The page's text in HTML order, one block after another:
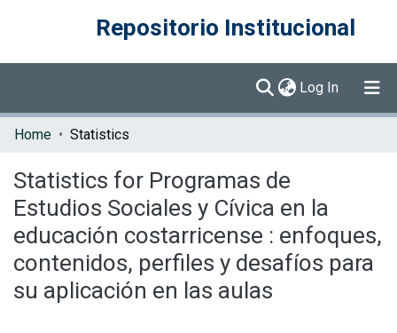
Repositorio Institucional
Log In (current)
Communities & Collections
Home Statistics
Statistics for Programas de
Estudios Sociales y Cívica en la
educación costarricense : enfoques,
contenidos, perfiles y desafíos para
su aplicación en las aulas